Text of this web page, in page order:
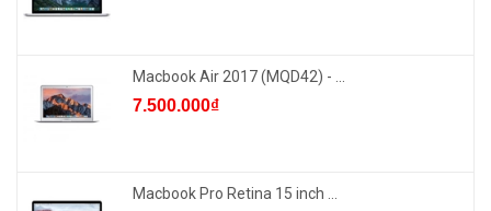
Macbook Air 2017 (MQD42) - ...
7.500.000₫
Macbook Pro Retina 15 inch ...